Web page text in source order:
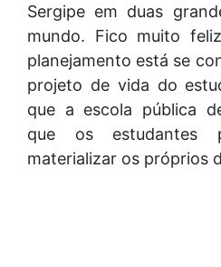
Sergipe em duas
mundo. Fico muito
planejamento está se
projeto de vida do
que a escola pública
que os estudantes
materializar os próprios